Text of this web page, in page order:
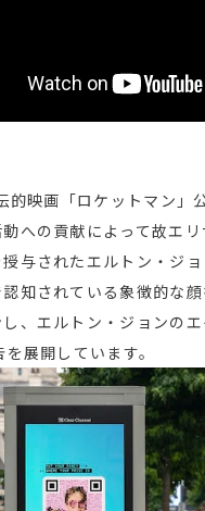
的映画「ロケットマン」公
への 貢献によって故エ
与されたエルトン・ジ
知されている象徴的な顔
、 エルトン・ジョンの
を展開しています。